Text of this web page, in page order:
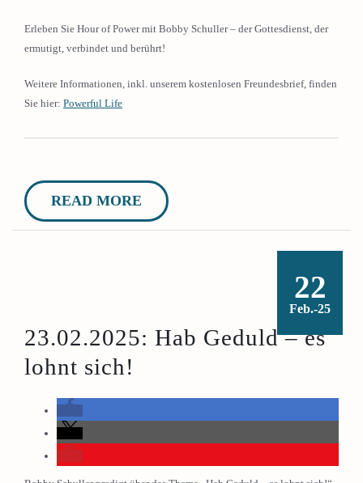
Erleben Sie Hour of Power mit Bobby Schuller – der Gottesdienst, der
ermutigt, verbindet und berührt!
Weitere Informationen, inkl. unserem kostenlosen Freundesbrief, finden
Sie hier: Powerful Life
READ MORE
22
Feb.-25
23.02.2025: Hab Geduld – es
lohnt sich!